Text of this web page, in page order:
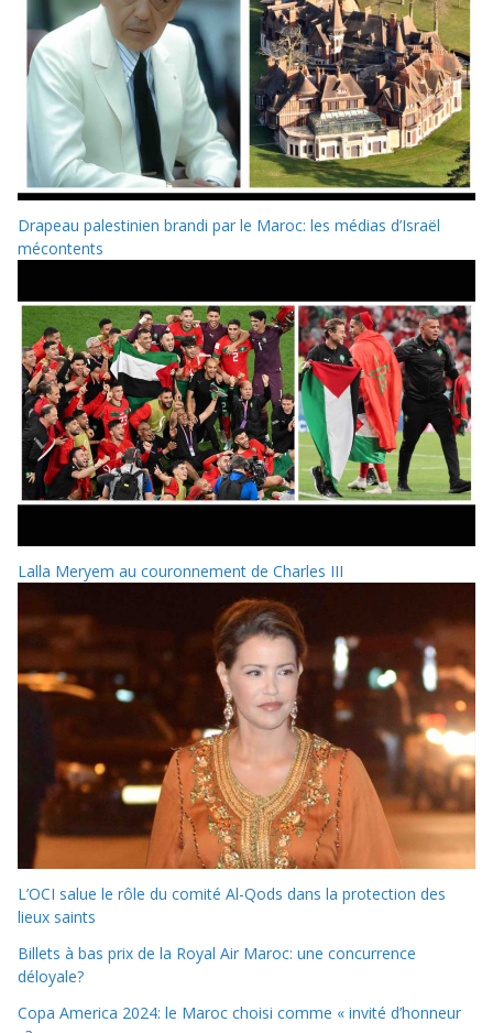
Drapeau palestinien brandi par le Maroc: les médias d’Israël
mécontents
Lalla Meryem au couronnement de Charles III
L’OCI salue le rôle du comité Al-Qods dans la protection des
lieux saints
Billets à bas prix de la Royal Air Maroc: une concurrence
déloyale?
Copa America 2024: le Maroc choisi comme « invité d’honneur